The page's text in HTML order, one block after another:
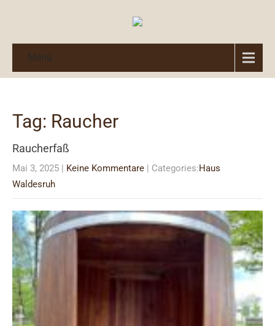
Menü
Tag: Raucher
Raucherfaß
Mai 3, 2025 | Keine Kommentare | Categories:Haus
Waldesruh